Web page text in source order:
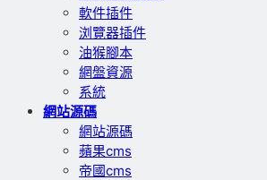
軟件插件
浏覽器插件
油猴腳本
網盤資源
系統
網站源碼
網站源碼
蘋果cms
帝國cms